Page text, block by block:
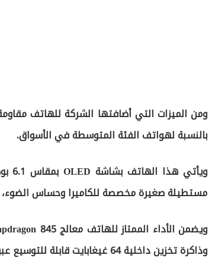
ومن الميزات التي أضافتها الشركة للهاتف
بالنسبة لهواتف الفئة المتوسطة في الأسواق.
مستطيلة صغيرة مخصصة للكاميرا وحساس
وذاكرة تخزين داخلية 64 غيغابايت قابلة للتوسيع عبر بطاقات microSD.